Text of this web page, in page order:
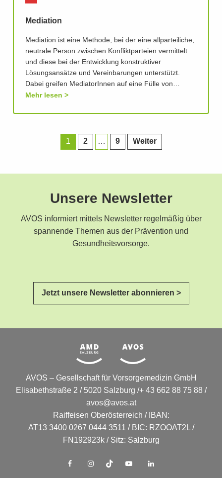
Mediation
Mediation ist eine Methode, bei der eine allparteiliche,
neutrale Person zwischen Konfliktparteien vermittelt
und diese bei der Entwicklung konstruktiver
Lösungsansätze und Vereinbarungen unterstützt.
Dabei greifen MediatorInnen auf eine Fülle von…
Mehr lesen
1 2 … 9 Weiter
Unsere Newsletter
AVOS informiert mittels Newsletter regelmäßig über
spannende Themen aus der Prävention und
Gesundheitsvorsorge.
Jetzt unsere Newsletter abonnieren >
AVOS – Gesellschaft für Vorsorgemedizin GmbH
Elisabethstraße 2 / 5020 Salzburg /+ 43 662 88 75 88 /
avos@avos.at
Raiffeisen Oberösterreich / IBAN:
AT13 3400 0267 0444 3511 / BIC: RZOOAT2L /
FN192923k / Sitz: Salzburg